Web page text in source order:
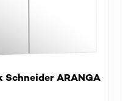
Schneider ARANGA